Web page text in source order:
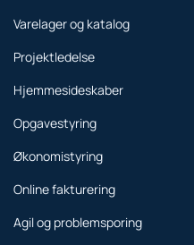
Varelager og katalog
Projektledelse
Hjemmesideskaber
Opgavestyring
Økonomistyring
Online fakturering
Agil og problemsporing